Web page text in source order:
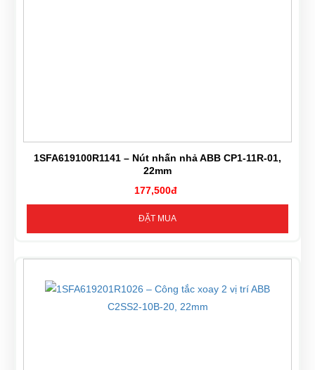
1SFA619100R1141 – Nút nhấn nhả ABB CP1-11R-01,
22mm
177,500đ
ĐẶT MUA